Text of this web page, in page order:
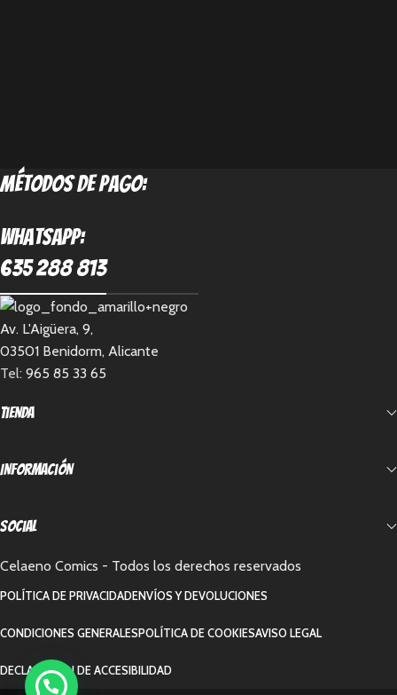
métodos de pago:
Whatsapp:
635 288 813
Av. L'Aigüera, 9,
03501 Benidorm, Alicante
Tel: 965 85 33 65
Tienda
Información
Social
Celaeno Comics - Todos los derechos reservados
POLÍTICA DE PRIVACIDADENVÍOS Y DEVOLUCIONES
CONDICIONES GENERALESPOLÍTICA DE COOKIESAVISO LEGAL
DECLARACIÓN DE ACCESIBILIDAD